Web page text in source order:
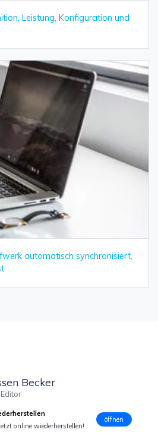
Leistung, Konfiguration und
automatisch synchronisiert,
Becker
online wiederherstellen!
öffnen